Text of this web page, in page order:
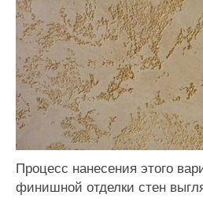
Процесс нанесения этого
финишной отделки стен